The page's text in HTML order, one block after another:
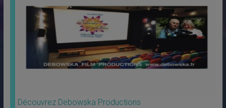
Découvrez Debowska Productions